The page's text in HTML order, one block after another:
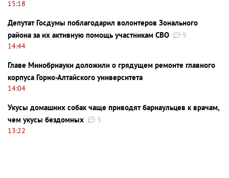
15:18
Депутат Госдумы поблагодарил волонтеров Зонального
района за их активную помощь участникам СВО
9
14:44
Главе Минобрнауки доложили о грядущем ремонте главного
корпуса Горно-Алтайского университета
14:04
Укусы домашних собак чаще приводят барнаульцев к врачам,
чем укусы бездомных
3
13:22